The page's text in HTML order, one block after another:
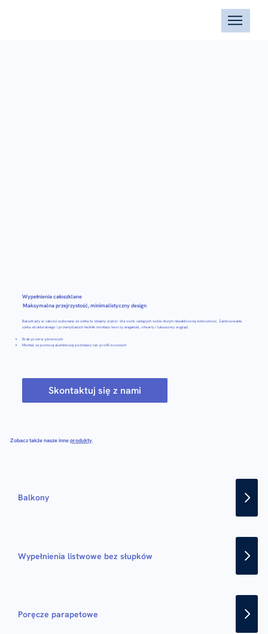
Wypełnienia całoszklane
Maksymalna przejrzystość, minimalistyczny design
Balustrady w całości wykonane ze szkła to idealny wybór dla osób ceniących sobie niczym niezakłóconą widoczność. Zastosowanie
szkła strukturalnego i przemyślanych technik montażu tworzy elegancki, otwarty i luksusowy wygląd.
Brak przerw pionowych
Montaż za pomocą aluminiowej podstawy lub profili bocznych
Skontaktuj się z nami
Zobacz także nasze inneprodukty
Balkony
Wypełnienia listwowe bez słupków
Poręcze parapetowe